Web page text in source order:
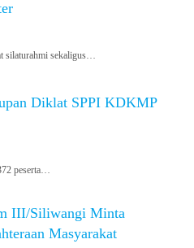
sekaligus…
Diklat SPPI KDKMP
peserta…
III/Siliwangi Minta
Masyarakat